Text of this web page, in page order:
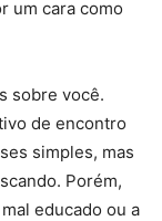
um cara como
sobre você.
de encontro
simples, mas
Porém,
educado ou a